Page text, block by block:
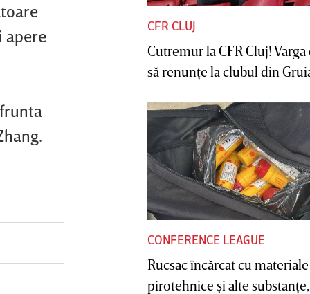
apere
CFR CLUJ
Cutremur la CFR Cluj! Varga
să renunţe la clubul din
CONFERENCE LEAGUE
Rucsac încărcat cu materiale
pirotehnice şi alte substanţe,